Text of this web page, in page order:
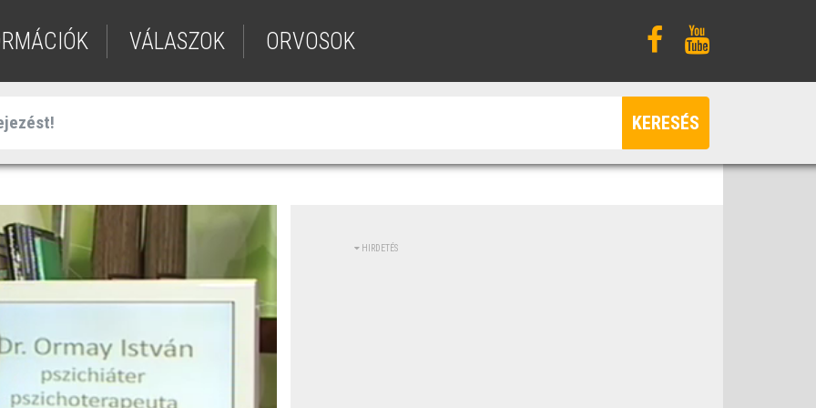
VÁLASZOK ORVOSOK
KERESÉS
HIRDETÉS